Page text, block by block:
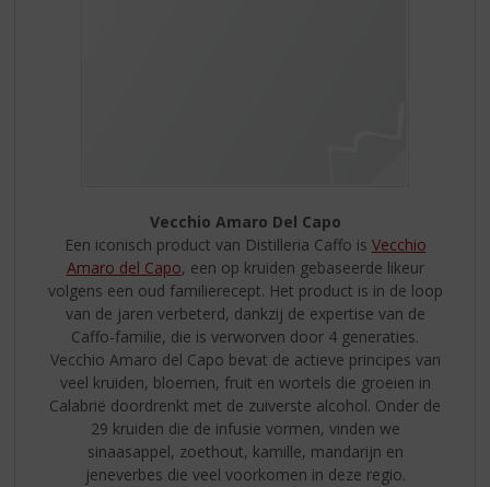
Vecchio Amaro Del Capo
Een iconisch product van Distilleria Caffo is Vecchio
Amaro del Capo, een op kruiden gebaseerde likeur
volgens een oud familierecept. Het product is in de loop
van de jaren verbeterd, dankzij de expertise van de
Caffo-familie, die is verworven door 4 generaties.
Vecchio Amaro del Capo bevat de actieve principes van
veel kruiden, bloemen, fruit en wortels die groeien in
Calabrië doordrenkt met de zuiverste alcohol. Onder de
29 kruiden die de infusie vormen, vinden we
sinaasappel, zoethout, kamille, mandarijn en
jeneverbes die veel voorkomen in deze regio.